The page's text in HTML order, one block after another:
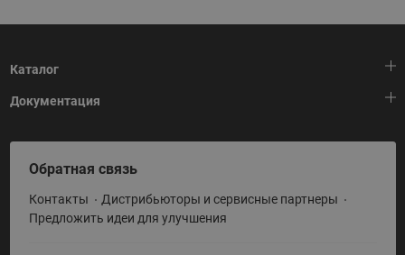
Каталог
Тепловая автоматика
Холодильная техника
Приводная техника
Промышленная автоматика
Документация
HeatPlatform (Тепловая платформа)
Полезные программы и инструменты
Условия поставки
Обратная связь
Контакты
Дистрибьюторы и сервисные партнеры
Предложить идеи для улучшения